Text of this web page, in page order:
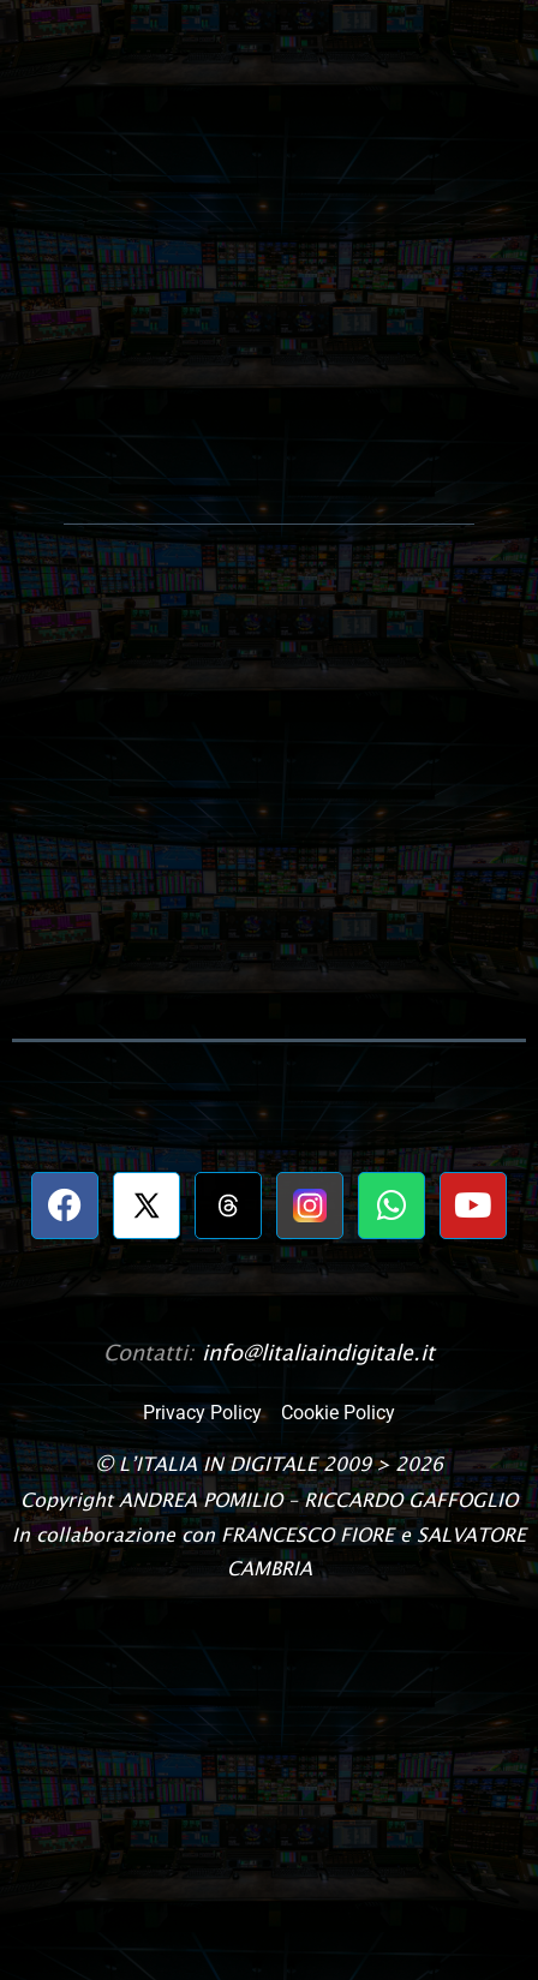
Contatti: info@litaliaindigitale.it
Privacy Policy Cookie Policy
© L’ITALIA IN DIGITALE2009 > 2026
CopyrightANDREA POMILIO – RICCARDO GAFFOGLIO
In collaborazione con FRANCESCO FIORE e SALVATORE
CAMBRIA